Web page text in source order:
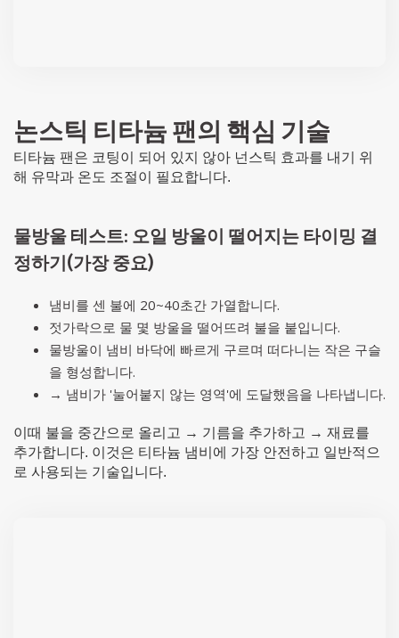
논스틱 티타늄 팬의 핵심 기술
티타늄 팬은 코팅이 되어 있지 않아 넌스틱 효과를 내기 위
해 유막과 온도 조절이 필요합니다.
물방울 테스트: 오일 방울이 떨어지는 타이밍 결
정하기(가장 중요)
냄비를 센 불에 20~40초간 가열합니다.
젓가락으로 물 몇 방울을 떨어뜨려 불을 붙입니다.
물방울이 냄비 바닥에 빠르게 구르며 떠다니는 작은 구슬
을 형성합니다.
→ 냄비가 '눌어붙지 않는 영역'에 도달했음을 나타냅니다.
이때 불을 중간으로 올리고 → 기름을 추가하고 → 재료를
추가합니다. 이것은 티타늄 냄비에 가장 안전하고 일반적으
로 사용되는 기술입니다.